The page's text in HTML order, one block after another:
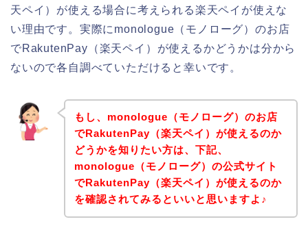
天ペイ）が使える場合に考えられる楽天ペイが使えな
い理由です。実際にmonologue（モノローグ）のお店
でRakutenPay（楽天ペイ）が使えるかどうかは分から
ないので各自調べていただけると幸いです。
もし、monologue（モノローグ）のお店
でRakutenPay（楽天ペイ）が使えるのか
どうかを知りたい方は、下記、
monologue（モノローグ）の公式サイト
でRakutenPay（楽天ペイ）が使えるのか
を確認されてみるといいと思いますよ♪